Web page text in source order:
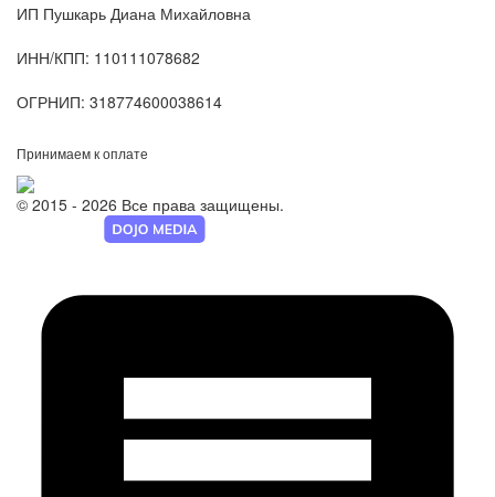
ИП Пушкарь Диана Михайловна
ИНН/КПП: 110111078682
ОГРНИП: 318774600038614
Принимаем к оплате
© 2015 - 2026 Все права защищены.